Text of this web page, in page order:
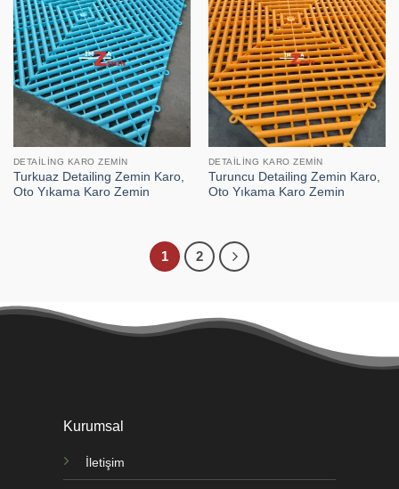
DETAILING KARO ZEMIN
Turkuaz Detailing Zemin Karo,
Oto Yıkama Karo Zemin
DETAILING KARO ZEMIN
Turuncu Detailing Zemin Karo,
Oto Yıkama Karo Zemin
1 2
Kurumsal
İletişim